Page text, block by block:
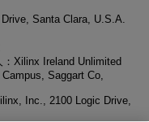
Santa Clara, U.S.A.
Xilinx Ireland Unlimited
Saggart Co,
Inc., 2100 Logic Drive,